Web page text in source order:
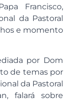
Francisco,
da Pastoral
e momento
por Dom
de temas por
da Pastoral
falará sobre